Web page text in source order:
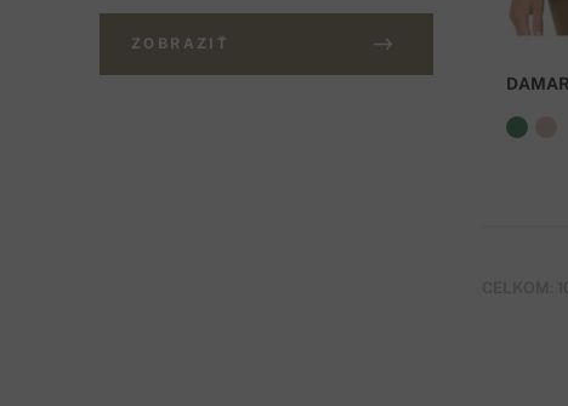
ZOBRAZIŤ